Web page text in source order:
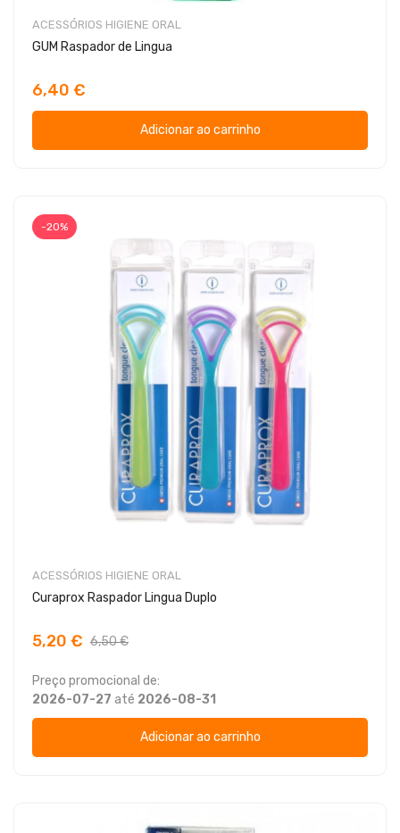
ACESSÓRIOS HIGIENE ORAL
GUM Raspador de Lingua
6,40 €
Adicionar ao carrinho
-20%
ACESSÓRIOS HIGIENE ORAL
Curaprox Raspador Lingua Duplo
5,20 € 6,50 €
Preço promocional de:
2026-07-27 até 2026-08-31
Adicionar ao carrinho